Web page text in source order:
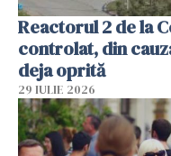
Reactorul 2 de la
controlat, din
deja oprită
29 IULIE 2026